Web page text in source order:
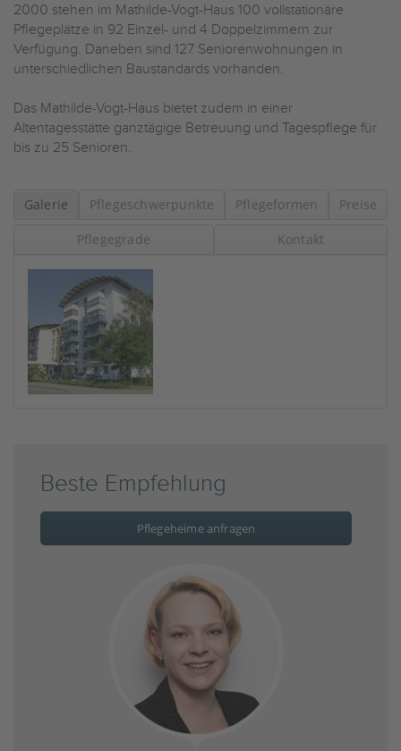
2000 stehen im Mathilde-Vogt-Haus 100 vollstationäre
Pflegeplätze in 92 Einzel- und 4 Doppelzimmern zur
Verfügung. Daneben sind 127 Seniorenwohnungen in
unterschiedlichen Baustandards vorhanden.
Das Mathilde-Vogt-Haus bietet zudem in einer
Altentagesstätte ganztägige Betreuung und Tagespflege für
bis zu 25 Senioren.
Galerie Pflegeschwerpunkte Pflegeformen Preise
Pflegegrade Kontakt
Beste Empfehlung
Pflegeheime anfragen